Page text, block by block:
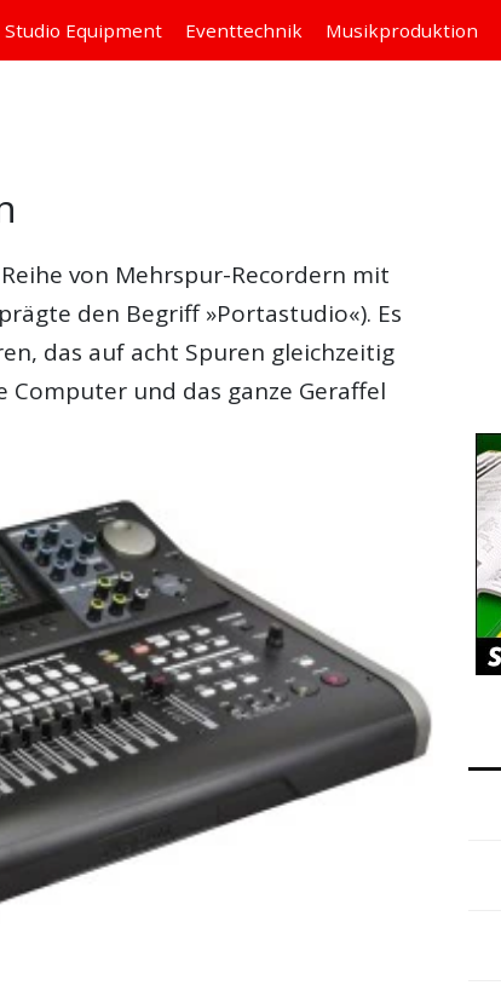
Studio Equipment Eventtechnik Musikproduktion
von Mehrspur-Recordern mit
den Begriff »Portastudio«). Es
das auf acht Spuren gleichzeitig
Computer und das ganze Geraffel